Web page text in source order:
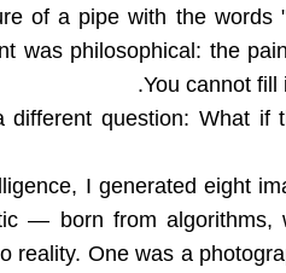
of a pipe with the words
was philosophical: the
You cannot fill
different question: What if
I generated eight
— born from algorithms,
reality. One was a